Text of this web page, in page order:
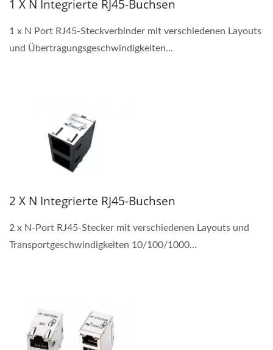
1 X N Integrierte RJ45-Buchsen
1 x N Port RJ45-Steckverbinder mit verschiedenen Layouts
und Übertragungsgeschwindigkeiten...
2 X N Integrierte RJ45-Buchsen
2 x N-Port RJ45-Stecker mit verschiedenen Layouts und
Transportgeschwindigkeiten 10/100/1000...